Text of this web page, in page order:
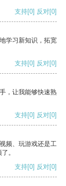
支持[0] 反对[0]
学习新知识，拓宽
支持[0] 反对[0]
，让我能够快速熟
支持[0] 反对[0]
频、玩游戏还是工
。
支持[0] 反对[0]